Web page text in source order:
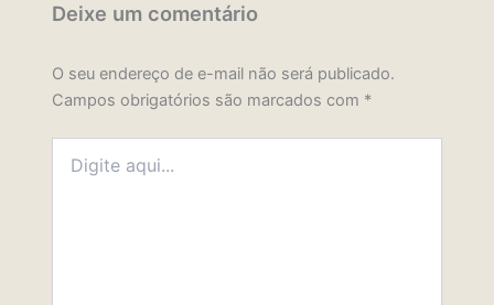
Deixe um comentário
O seu endereço de e-mail não será publicado.
Campos obrigatórios são marcados com *
aqui...